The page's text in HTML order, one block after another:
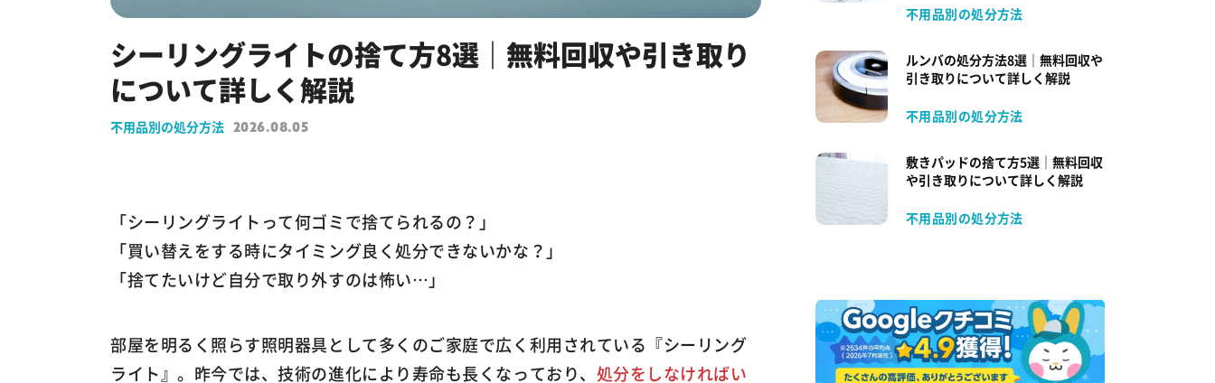
シーリングライトの捨て方8選｜無料回収や引き取り
について詳しく解説
不用品別の処分方法 2026.08.05
「シーリングライトって何ゴミで捨てられるの？」
「買い替えをする時にタイミング良く処分できないかな？」
「捨てたいけど自分で取り外すのは怖い…」
部屋を明るく照らす照明器具として多くのご家庭で広く利用されている『シーリング
ライト』。昨今では、技術の進化により寿命も長くなっており、 処分をしなければい
不用品別の処分方法
ルンバの処分方法8選｜無料回収や
引き取りについて詳しく解説
不用品別の処分方法
敷きパッドの捨て方5選｜無料回収
や引き取りについて詳しく解説
不用品別の処分方法